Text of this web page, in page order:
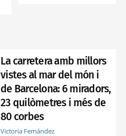
La carretera amb millors
vistes al mar del món i
de Barcelona: 6 miradors,
23 quilòmetres i més de
80 corbes
Victoria Fernández